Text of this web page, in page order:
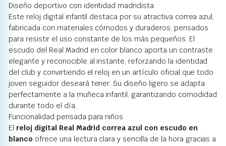
Diseño deportivo con identidad madridista
Este reloj digital infantil destaca por su atractiva correa azul,
fabricada con materiales cómodos y duraderos, pensados
para resistir el uso constante de los más pequeños. El
escudo del Real Madrid en color blanco aporta un contraste
elegante y reconocible al instante, reforzando la identidad
del club y convirtiendo el reloj en un artículo oficial que todo
joven seguidor deseará tener. Su diseño ligero se adapta
perfectamente a la muñeca infantil, garantizando comodidad
durante todo el día.
Funcionalidad pensada para niños
El reloj digital Real Madrid correa azul con escudo en
blanco ofrece una lectura clara y sencilla de la hora gracias a